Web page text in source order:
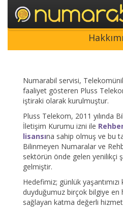
Numarabil servisi,
faaliyet gösteren Pluss
iştiraki olarak kurulmuştur.
Pluss Telekom, 2011 yılında
İletişim Kurumu izni ile
lisansına sahip olmuş ve bu
Bilinmeyen Numaralar ve
sektörün önde gelen yenilikçi
gelmiştir.
Hedefimiz; günlük
duyduğumuz birçok bilgiye en
sağlayan katma değerli